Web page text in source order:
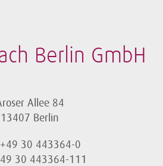
Berlin GmbH
Allee 84
13407 Berlin
30 443364-0
30 443364-111